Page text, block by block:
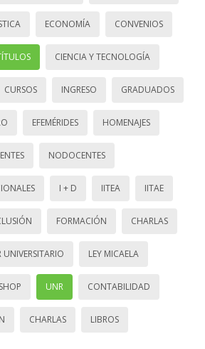
ECONOMÍA CONVENIOS
CIENCIA Y TECNOLOGÍA
CURSOS INGRESO GRADUADOS
EFEMÉRIDES HOMENAJES
NODOCENTES
I + D IITEA IITAE
FORMACIÓN CHARLAS
UNIVERSITARIO LEY MICAELA
UNR CONTABILIDAD
CHARLAS LIBROS